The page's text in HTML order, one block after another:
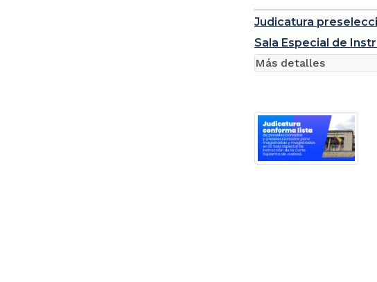
Judicatura
Sala Especial de
Más detalles